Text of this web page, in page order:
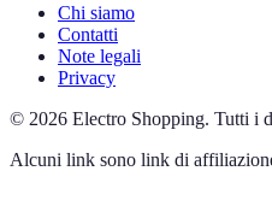
Chi siamo
Contatti
Note legali
Privacy
© 2026 Electro Shopping. Tutti i
Alcuni link sono link di